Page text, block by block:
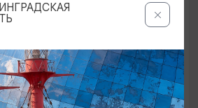
КУЛЬТУРЫ
«Истории Куршской